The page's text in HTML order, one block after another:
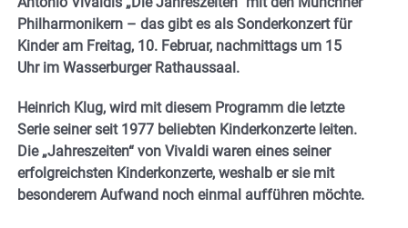
Philharmonikern – das gibt es als Sonderkonzert für
Kinder am Freitag, 10. Februar, nachmittags um 15
Uhr im Wasserburger Rathaussaal.
Heinrich Klug, wird mit diesem Programm die letzte
Serie seiner seit 1977 beliebten Kinderkonzerte leiten.
Die „Jahreszeiten“ von Vivaldi waren eines seiner
erfolgreichsten Kinderkonzerte, weshalb er sie mit
besonderem Aufwand noch einmal aufführen möchte.